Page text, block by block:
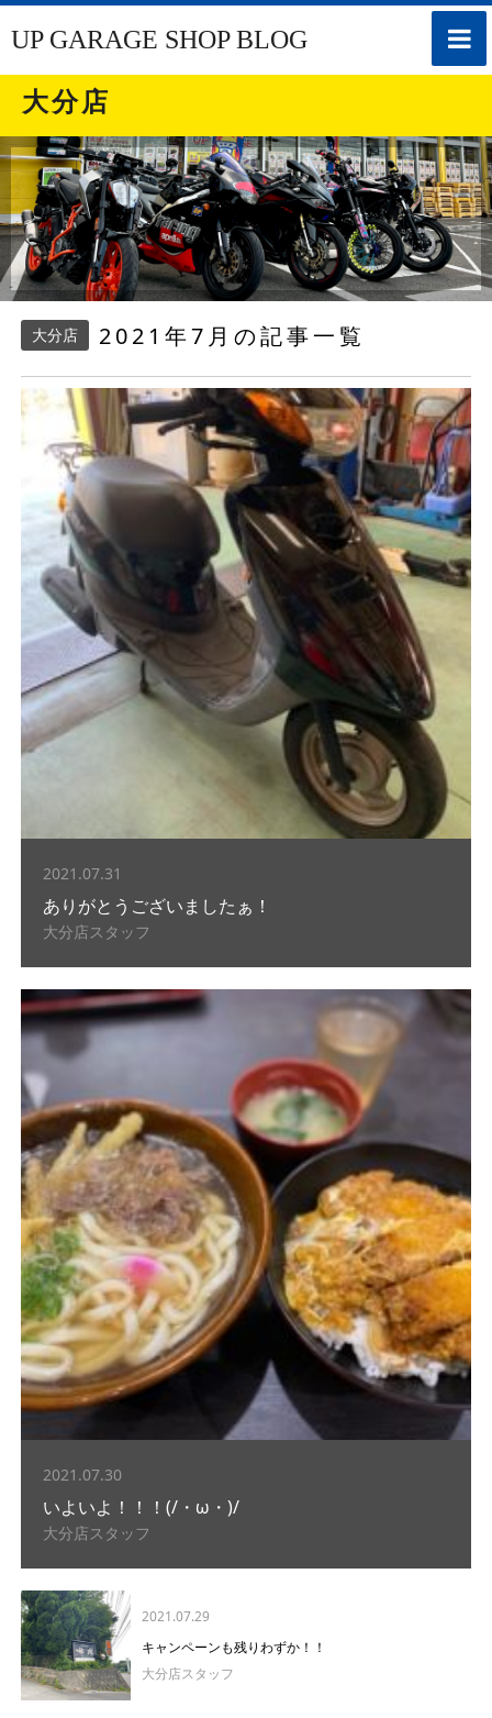
toggle
UP GARAGE SHOP BLOG
大分店
大分店 2021年7月の記事一覧
2021.07.31
ありがとうございましたぁ！
大分店スタッフ
2021.07.30
いよいよ！！！(/・ω・)/
大分店スタッフ
2021.07.29
キャンペーンも残りわずか！！
大分店スタッフ